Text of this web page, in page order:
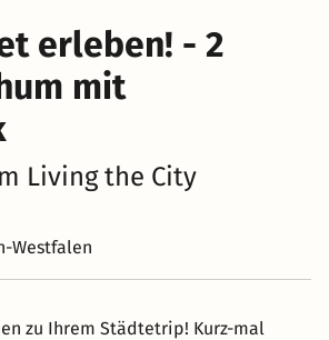
erleben! - 2
mit
Living the City
Westfalen
zu Ihrem Städtetrip! Kurz-mal